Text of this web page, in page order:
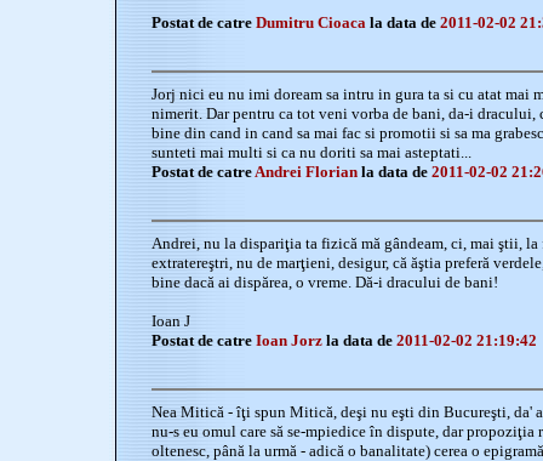
Postat de catre Dumitru Cioaca la data de 2011-02-02
Jorj nici eu nu imi doream sa intru in gura ta si cu atat mai
nimerit. Dar pentru ca tot veni vorba de bani, da-i dracului,
bine din cand in cand sa mai fac si promotii si sa ma
sunteti mai multi si ca nu doriti sa mai asteptati...
Postat de catreAndrei Florian la data de 2011-02-02
Andrei, nu la dispariţia ta fizică mă gândeam, ci, mai ştii,
extratereştri, nu de marţieni, desigur, că ăştia preferă
bine dacă ai dispărea, o vreme. Dă-i dracului de bani!
Ioan J
Postat de catre Ioan Jorz la data de 2011-02-02 21:19:42
Nea Mitică - îţi spun Mitică, deşi nu eşti din Bucureşti, da'
nu-s eu omul care să se-mpiedice în dispute, dar propoziţia
oltenesc, până la urmă - adică o banalitate) cerea o